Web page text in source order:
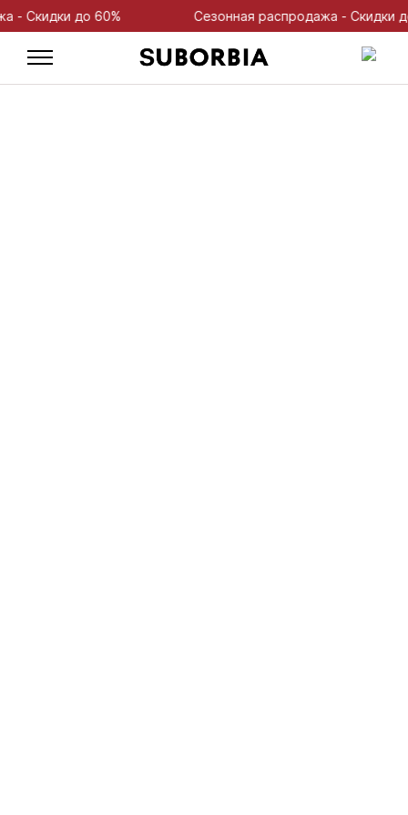
до 60% Сезонная распродажа - Скидки до